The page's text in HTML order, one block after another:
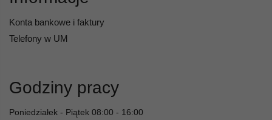
Konta bankowe i faktury
Telefony w UM
Godziny pracy
Poniedziałek - Piątek 08:00 - 16:00